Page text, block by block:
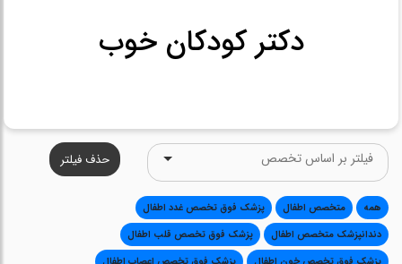
دکتر کودکان خوب
حذف فیلتر
همه متخصص اطفال
پزشک فوق تخصص غدد اطفال
دندانپزشک متخصص اطفال
پزشک فوق تخصص قلب اطفال